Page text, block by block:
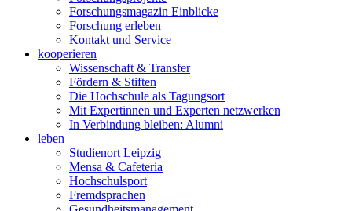
Forschungsmagazin Einblicke
Forschung erleben
Kontakt und Service
kooperieren
Wissenschaft & Transfer
Fördern & Stiften
Die Hochschule als Tagungsort
Mit Expertinnen und Experten netzwerken
In Verbindung bleiben: Alumni
leben
Studienort Leipzig
Mensa & Cafeteria
Hochschulsport
Fremdsprachen